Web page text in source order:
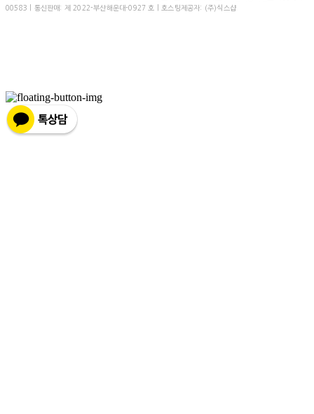
00583 | 통신판매: 제 2022-부산해운대-0927 호 | 호스팅제공자: (주)식스샵